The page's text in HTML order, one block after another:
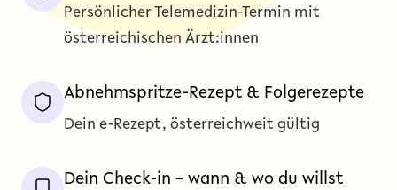
Persönlicher Telemedizin-Termin mit
österreichischen Ärzt:innen
Abnehmspritze-Rezept & Folgerezepte
Dein e-Rezept, österreichweit gültig
Dein Check-in – wann & wo du willst